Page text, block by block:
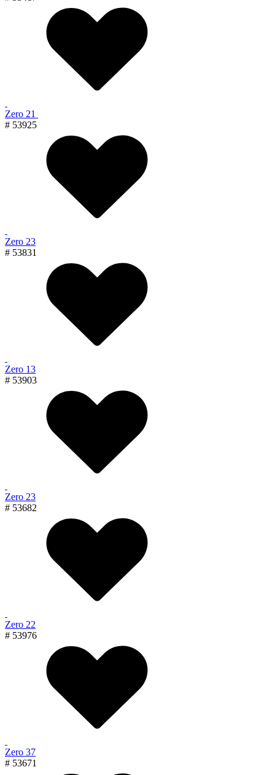
Zero 21
# 53925
Zero 23
# 53831
Zero 13
# 53903
Zero 23
# 53682
Zero 22
# 53976
Zero 37
# 53671